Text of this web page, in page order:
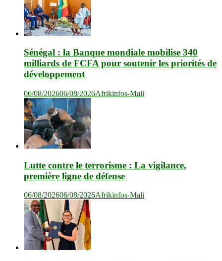
Sénégal : la Banque mondiale mobilise 340
milliards de FCFA pour soutenir les priorités de
développement
06/08/202606/08/2026Afrikinfos-Mali
Lutte contre le terrorisme : La vigilance,
première ligne de défense
06/08/202606/08/2026Afrikinfos-Mali